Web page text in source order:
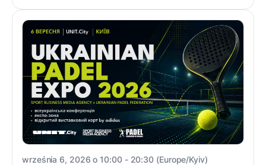
września 6, 2026 o 10:00 - 20:30 (Europe/Kyiv)